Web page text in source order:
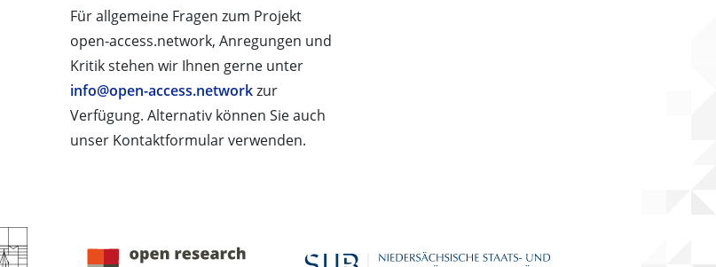
Für allgemeine Fragen zum Projekt
open-access.network, Anregungen und
Kritik stehen wir Ihnen gerne unter
info@open-access.networkzur
Verfügung. Alternativ können Sie auch
unser Kontaktformular verwenden.